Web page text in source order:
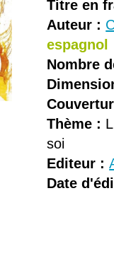
Titre en
Auteur :
espagnol
Nombre
Thème :
soi
Editeur :
Date